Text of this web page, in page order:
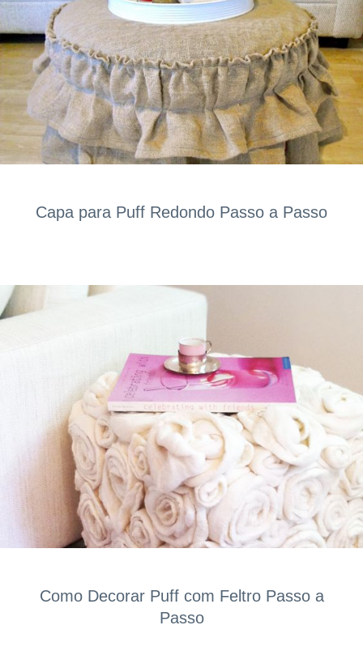
Capa para Puff Redondo Passo a Passo
Como Decorar Puff com Feltro Passo a
Passo